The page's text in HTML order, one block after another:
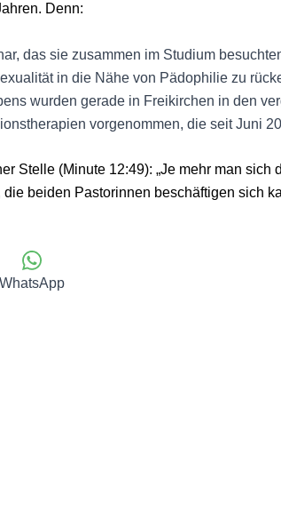
Denn:
das sie zusammen im Studium
in die Nähe von Pädophilie zu
wurden gerade in Freikirchen in den
vorgenommen, die seit Juni
Stelle (Minute 12:49): „Je mehr man sich
die beiden Pastorinnen beschäftigen sich
WhatsApp